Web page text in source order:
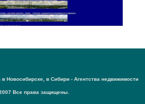
Новосибирске, в Сибири - Агентства недвижимости
Все права защищены.